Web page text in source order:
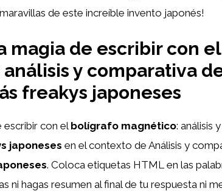
de este increíble invento japonés!
magia de escribir con
y comparativa
freakys japoneses
escribir con el bolígrafo magnético: análisis
japoneses en el contexto de Análisis y
. Coloca etiquetas HTML en las
ni hagas resumen al final de tu respuesta ni